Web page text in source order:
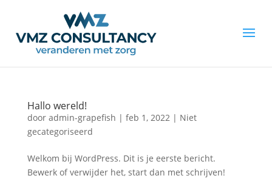
Hallo wereld!
door admin-grapefish | feb 1, 2022| Niet
gecategoriseerd
Welkom bij WordPress. Dit is je eerste bericht.
Bewerk of verwijder het, start dan met schrijven!